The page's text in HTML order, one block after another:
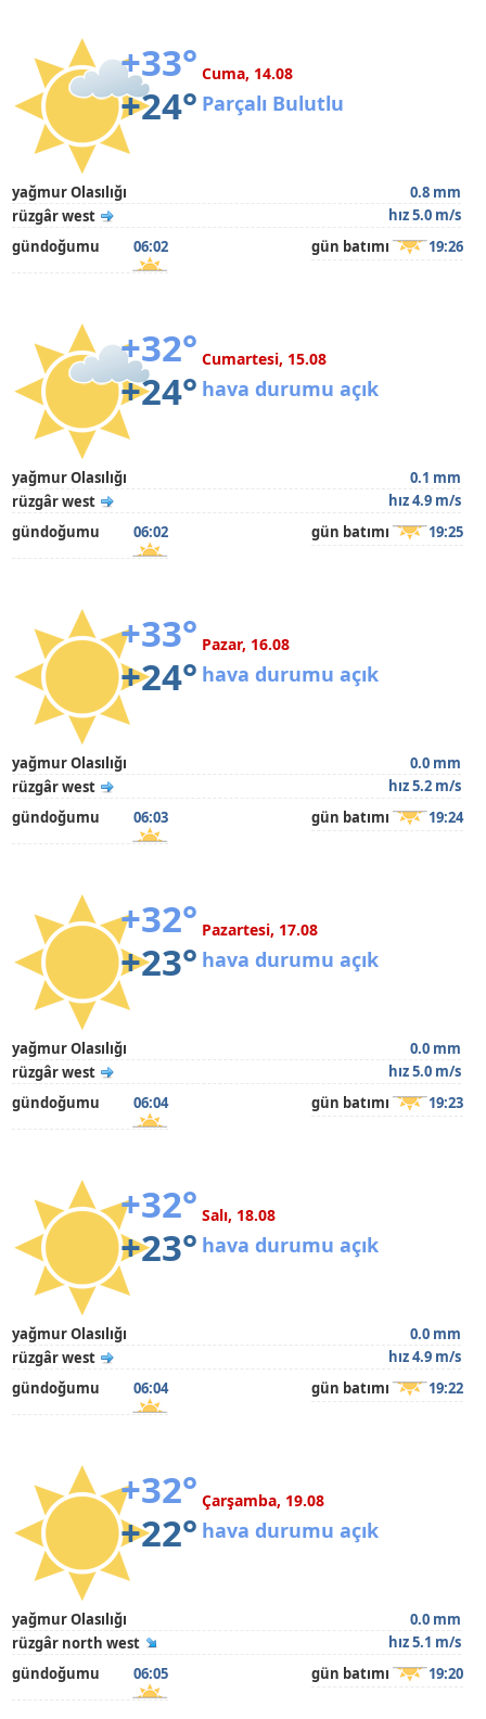
+33°
+24°
Cuma, 14.08
Parçalı Bulutlu
yağmur Olasılığı
0.8 mm
rüzgâr west
hız 5.0 m/s
gündoğumu
06:02 gün batımı 19:26
+32°
+24°
Cumartesi, 15.08
hava durumu açık
yağmur Olasılığı
0.1 mm
rüzgâr west
hız 4.9 m/s
gündoğumu
06:02 gün batımı 19:25
+33°
+24°
Pazar, 16.08
hava durumu açık
yağmur Olasılığı
0.0 mm
rüzgâr west
hız 5.2 m/s
gündoğumu
06:03 gün batımı 19:24
+32°
+23°
Pazartesi, 17.08
hava durumu açık
yağmur Olasılığı
0.0 mm
rüzgâr west
hız 5.0 m/s
gündoğumu
06:04 gün batımı 19:23
+32°
+23°
Salı, 18.08
hava durumu açık
yağmur Olasılığı
0.0 mm
rüzgâr west
hız 4.9 m/s
gündoğumu
06:04 gün batımı 19:22
+32°
+22°
Çarşamba, 19.08
hava durumu açık
yağmur Olasılığı
0.0 mm
rüzgâr north west
hız 5.1 m/s
gündoğumu
06:05 gün batımı 19:20